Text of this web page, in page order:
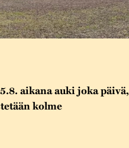
aikana auki joka päivä,
kolme